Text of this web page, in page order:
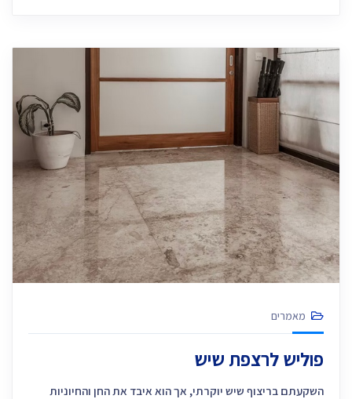
מאמרים
פוליש לרצפת שיש
השקעתם בריצוף שיש יוקרתי, אך הוא איבד את החן והחיוניות